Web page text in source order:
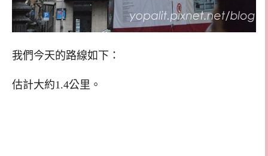
我們今天的路線如下：
估計大約1.4公里。